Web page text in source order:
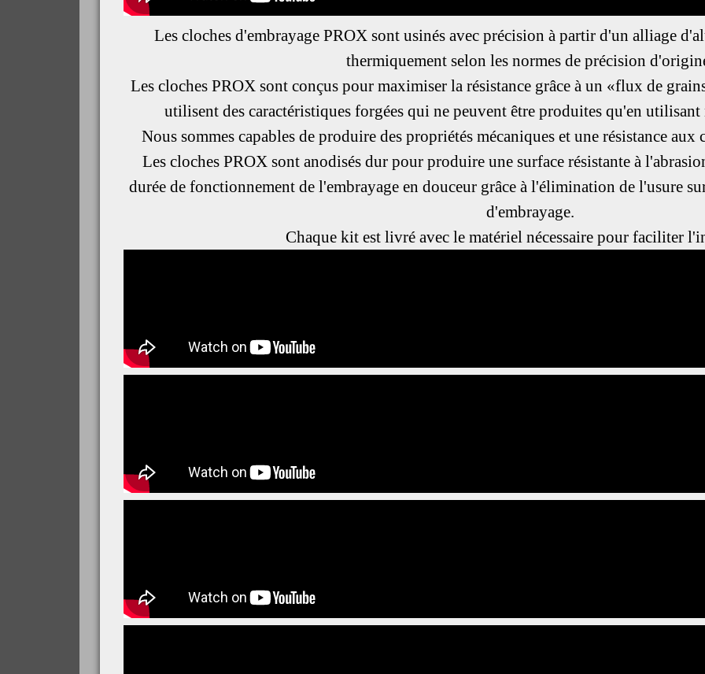
Les cloches d'embrayage PROX sont usinés avec précision à partir d'un alliage
thermiquement selon les normes de précision
Les cloches PROX sont conçus pour maximiser la résistance grâce à un «flux de
utilisent des caractéristiques forgées qui ne peuvent être produites qu'en
Nous sommes capables de produire des propriétés mécaniques et une résistance aux
Les cloches PROX sont anodisés dur pour produire une surface résistante à
durée de fonctionnement de l'embrayage en douceur grâce à l'élimination de l'usure
d'embrayage.
Chaque kit est livré avec le matériel nécessaire pour faciliter